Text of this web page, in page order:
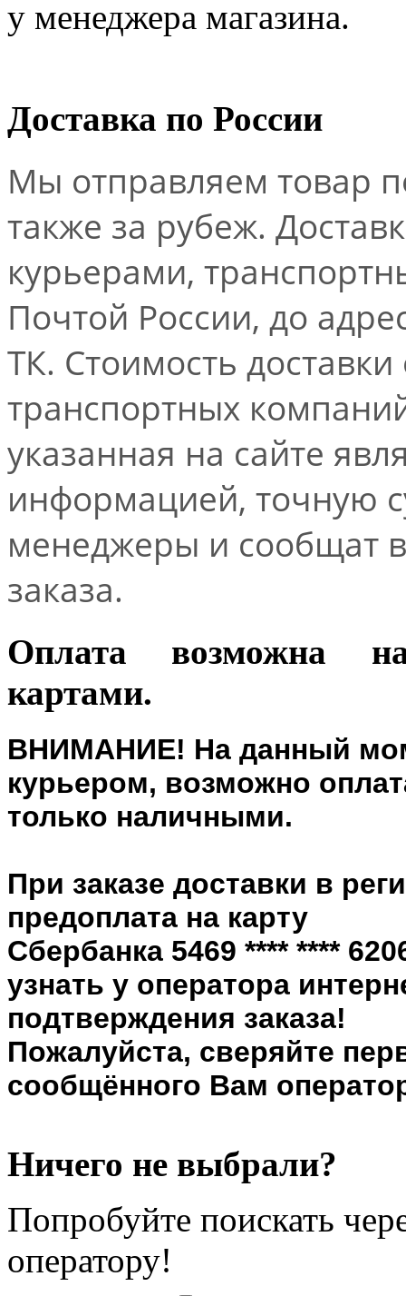
у менеджера магазина.
Доставка по России
Мы отправляем товар
также за рубеж.
курьерами,
Почтой России, до
ТК. Стоимость
транспортных
указанная на сайте
информацией, точную
менеджеры и сообщат
заказа.
Оплата возможна
картами.
ВНИМАНИЕ! На данный
курьером, возможно
только наличными.
При заказе доставки в
предоплата на карту
Сбербанка 5469 **** ****
узнать у оператора
подтверждения заказа!
Пожалуйста, сверяйте
сообщённого Вам
Ничего не выбрали?
Попробуйте поискать
оператору!